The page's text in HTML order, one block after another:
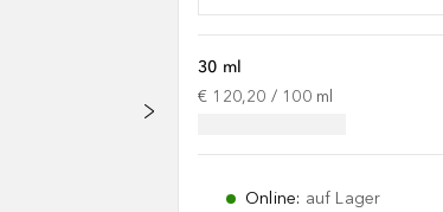
30 ml
€ 120,20 / 100 ml
Online: auf Lager